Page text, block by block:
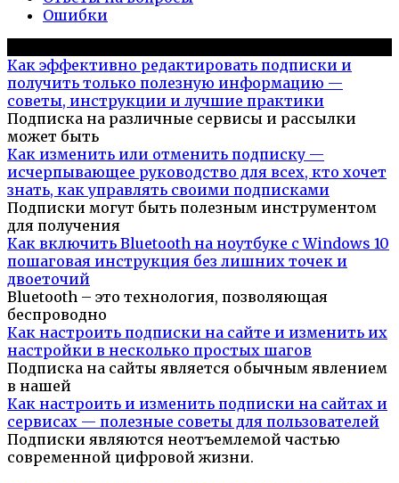
Ошибки
Как эффективно редактировать подписки и
получить только полезную информацию —
советы, инструкции и лучшие практики
Подписка на различные сервисы и рассылки
может быть
Как изменить или отменить подписку —
исчерпывающее руководство для всех, кто хочет
знать, как управлять своими подписками
Подписки могут быть полезным инструментом
для получения
Как включить Bluetooth на ноутбуке с Windows 10
пошаговая инструкция без лишних точек и
двоеточий
Bluetooth – это технология, позволяющая
беспроводно
Как настроить подписки на сайте и изменить их
настройки в несколько простых шагов
Подписка на сайты является обычным явлением
в нашей
Как настроить и изменить подписки на сайтах и
сервисах — полезные советы для пользователей
Подписки являются неотъемлемой частью
современной цифровой жизни.